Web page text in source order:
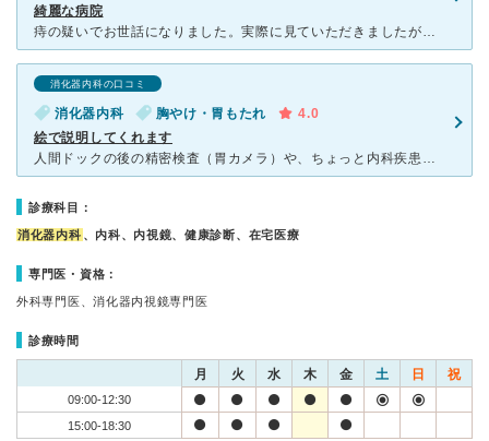
綺麗な病院
痔の疑いでお世話になりました。実際に見ていただきましたが、そんなにひどくないけど、一応薬を出すね、と薬を出してくださり、その座薬をしばらく使用したところ、すぐに良くなりました。 綺麗な院内で待ち
消化器内科の口コミ
消化器内科 胸やけ・胃もたれ
4.0
絵で説明してくれます
人間ドックの後の精密検査（胃カメラ）や、ちょっと内科疾患時の駆け込み（インフルエンザ）で受診しました。 待合室は綺麗です。 診断時に、図式化して説明し、専門用語を書いておいてくれるので、後
診療科目：
消化器内科 、内科、内視鏡、健康診断、在宅医療
専門医・資格：
外科専門医、消化器内視鏡専門医
診療時間
月 火 水 木 金 土 日 祝
09:00-12:30
15:00-18:30